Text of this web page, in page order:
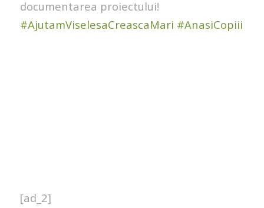
documentarea proiectului!
#AjutamViselesaCreascaMari #AnasiCopiii
[ad_2]